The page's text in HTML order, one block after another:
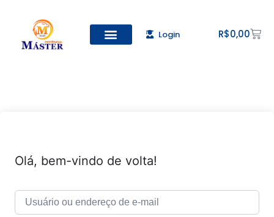
Login R$0,00
Olá, bem-vindo de volta!